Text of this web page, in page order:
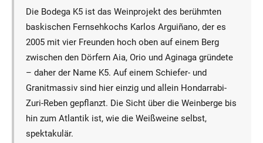
Die Bodega K5 ist das Weinprojekt des berühmten
baskischen Fernsehkochs Karlos Arguiñano, der es
2005 mit vier Freunden hoch oben auf einem Berg
zwischen den Dörfern Aia, Orio und Aginaga gründete
– daher der Name K5. Auf einem Schiefer- und
Granitmassiv sind hier einzig und allein Hondarrabi-
Zuri-Reben gepflanzt. Die Sicht über die Weinberge bis
hin zum Atlantik ist, wie die Weißweine selbst,
spektakulär.